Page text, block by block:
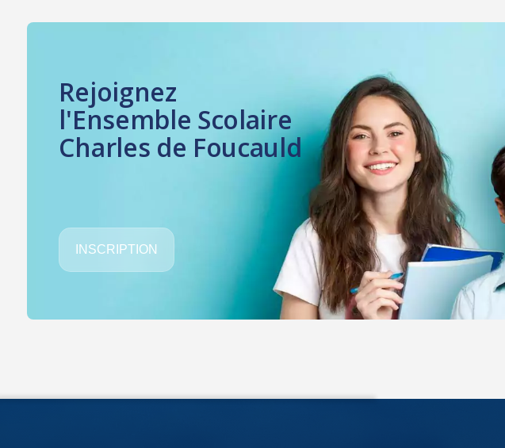
Rejoignez
l'Ensemble Scolaire
Charles de Foucauld
INSCRIPTION